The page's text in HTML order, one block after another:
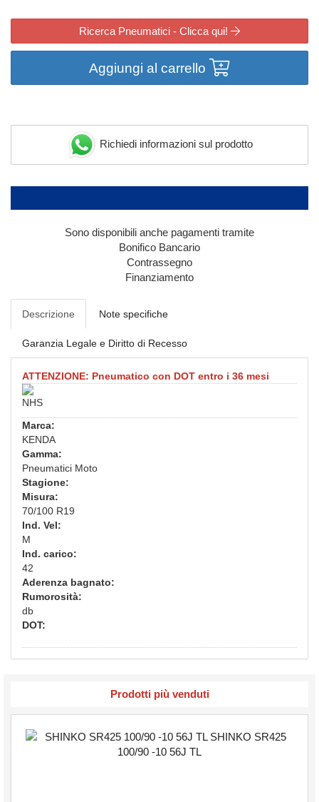
Ricerca Pneumatici - Clicca qui!
Aggiungi al carrello
Richiedi informazioni sul prodotto
Sono disponibili anche pagamenti tramite
Bonifico Bancario
Contrassegno
Finanziamento
Descrizione Note specifiche
Garanzia Legale e Diritto di Recesso
ATTENZIONE: Pneumatico con DOT entro i 36 mesi
NHS
Marca:
KENDA
Gamma:
Pneumatici Moto
Stagione:
Misura:
70/100 R19
Ind. Vel:
M
Ind. carico:
42
Aderenza bagnato:
Rumorosità:
db
DOT:
Prodotti più venduti